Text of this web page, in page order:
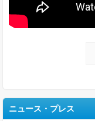
ニュース・プレス